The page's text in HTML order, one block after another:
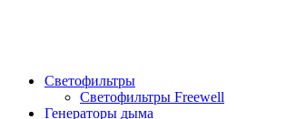
Светофильтры
Светофильтры Freewell
Генераторы дыма